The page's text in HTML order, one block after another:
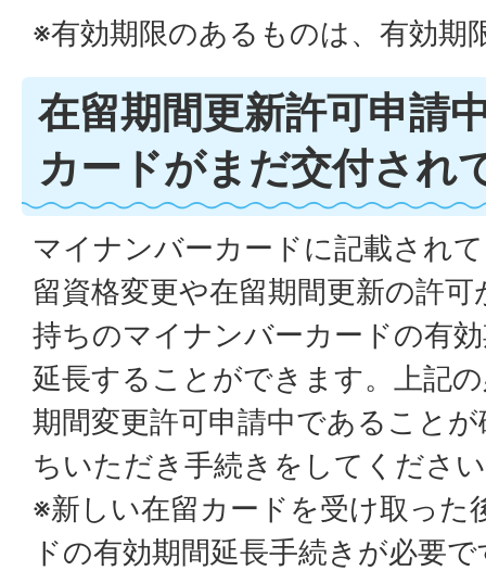
※有効期限のあるものは、有効期
在留期間更新許可申請
カードがまだ交付され
マイナンバーカードに記載され
留資格変更や在留期間更新の許
持ちのマイナンバーカードの有
延長することができます。上記
期間変更許可申請中であること
ちいただき手続きをしてくださ
※新しい在留カードを受け取った
ドの有効期間延長手続きが必要